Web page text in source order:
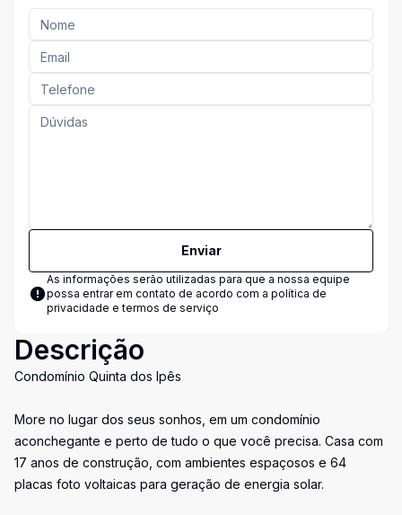
Enviar
As informações serão utilizadas para que a nossa equipe
possa entrar em contato de acordo com a política de
privacidade e termos de serviço
Descrição
Condomínio Quinta dos Ipês
More no lugar dos seus sonhos, em um condomínio
aconchegante e perto de tudo o que você precisa. Casa com
17 anos de construção, com ambientes espaçosos e 64
placas foto voltaicas para geração de energia solar.